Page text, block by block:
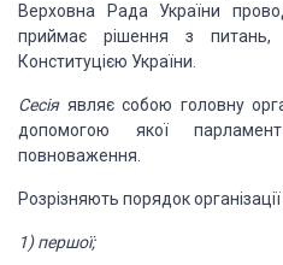
Верховна Рада України
приймає рішення з питань,
Конституцією України.
Сесіяявляє собою головну
допомогою якої
повноваження.
Розрізняють порядок
1)першої;